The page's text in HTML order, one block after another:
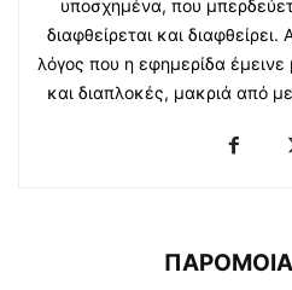
υποσχημένα, που
διαφθείρεται και διαφθείρει.
λόγος που η εφημερίδα
και διαπλοκές, μακριά από